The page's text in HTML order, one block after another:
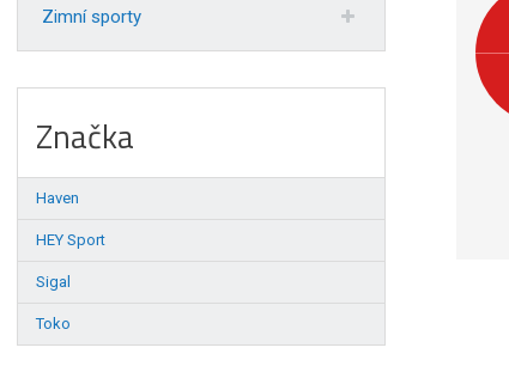
Zimní sporty
Značka
Haven
HEY Sport
Sigal
Toko